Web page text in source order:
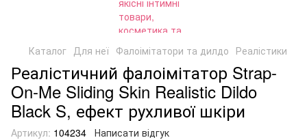
Каталог Для неї Фалоімітатори та дилдо Реалістики
Реалістичний фалоімітатор Strap-
On-Me Sliding Skin Realistic Dildo
Black S, ефект рухливої шкіри
Артикул: 104234 Написати відгук